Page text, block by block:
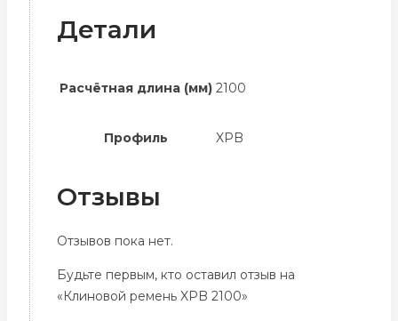
Детали
Расчётная длина (мм) 2100
Профиль XPB
Отзывы
Отзывов пока нет.
Будьте первым, кто оставил отзыв на
«Клиновой ремень XPB 2100»